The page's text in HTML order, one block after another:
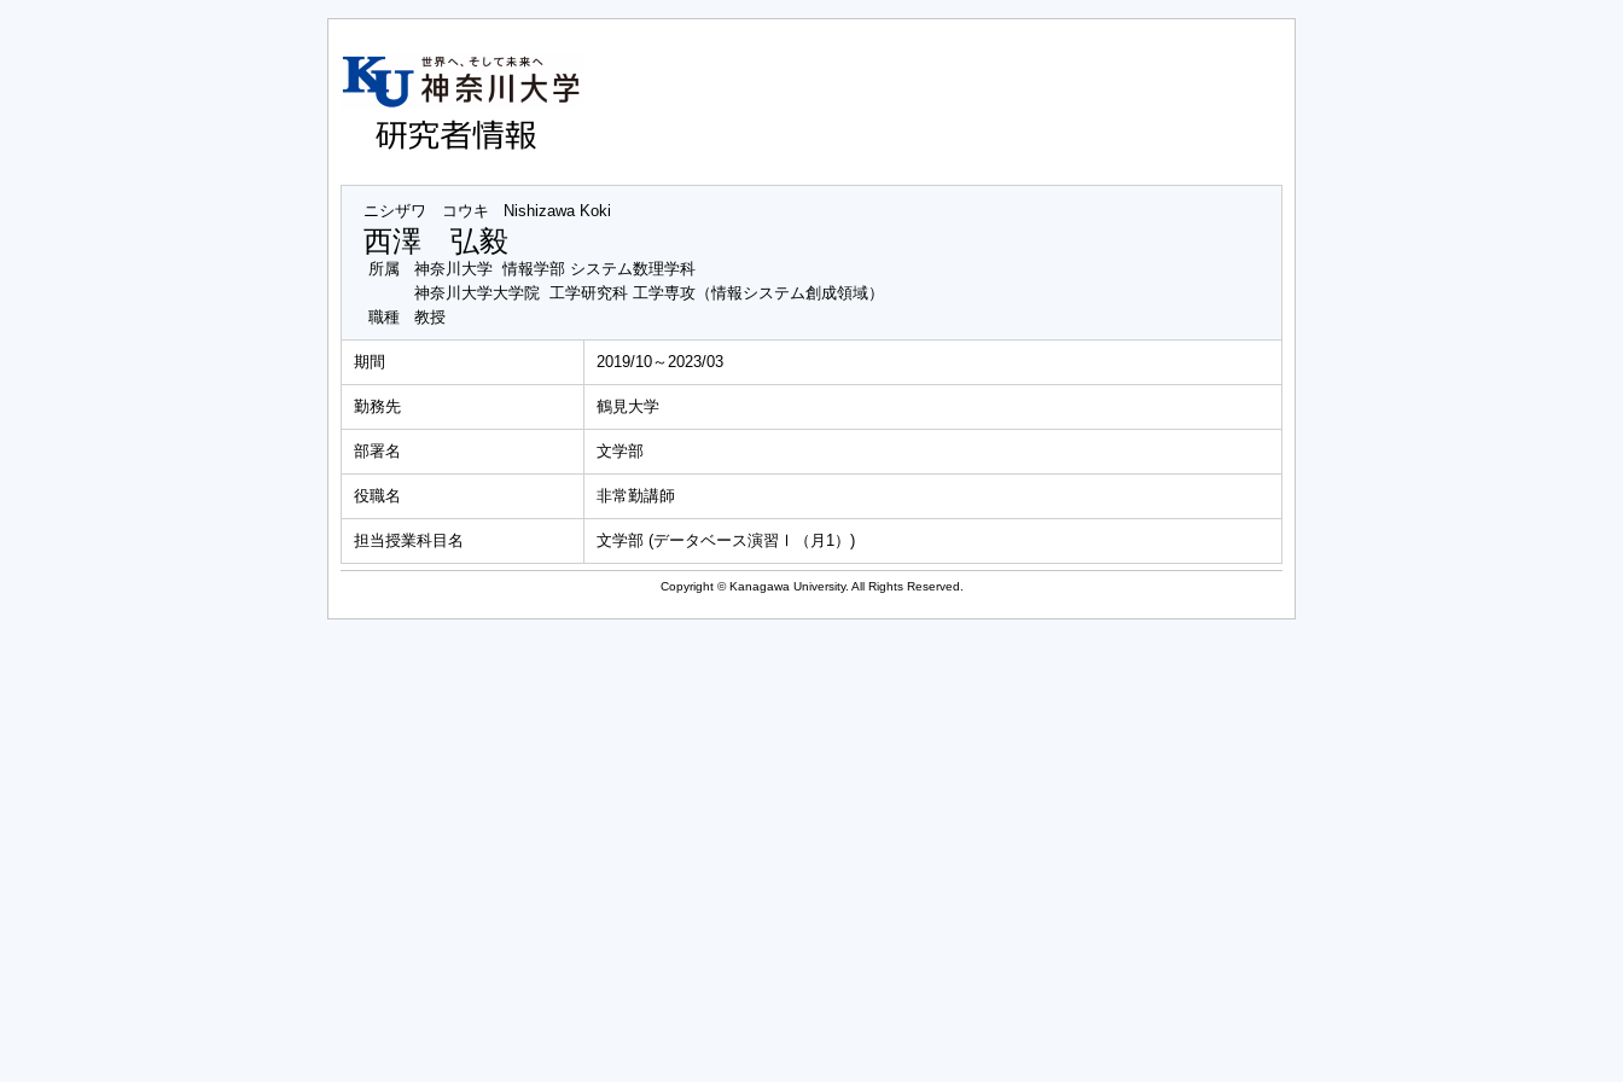
ニシザワ コウキ Nishizawa Koki
西澤 弘毅
所属
神奈川大学 情報学部 システム数理学科
神奈川大学大学院 工学研究科 工学専攻（情報システム創成領域）
職種
教授
期間 2019/10～2023/03
勤務先 鶴見大学
部署名 文学部
役職名 非常勤講師
担当授業科目名 文学部 (データベース演習Ⅰ（月1）)
Copyright © Kanagawa University. All Rights Reserved.